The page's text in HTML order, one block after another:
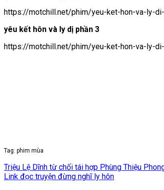
https://motchill.net/phim/yeu-ket-hon-va-ly-
yêu kết hôn và ly dị phần 3
https://motchill.net/phim/yeu-ket-hon-va-ly-
Tag: phim mùa
Triệu Lệ Dĩnh từ chối tái hợp Phùng Thiệu
Link đọc truyện đừng nghĩ ly hôn